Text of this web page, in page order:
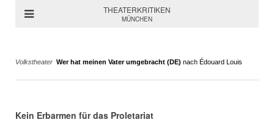
THEATERKRITIKEN
MÜNCHEN
Volkstheater Wer hat meinen Vater umgebracht (DE) nach Édouard Louis
Kein Erbarmen für das Proletariat